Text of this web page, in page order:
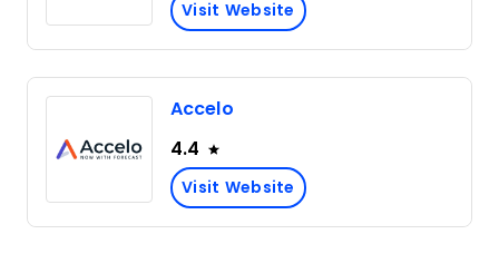
Visit Website
Accelo
4.4
Visit Website